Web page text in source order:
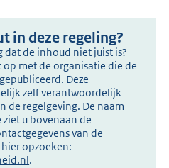
in deze regeling?
dat de inhoud niet juist is?
met de organisatie die de
Deze
zelf verantwoordelijk
de regelgeving. De naam
u bovenaan de
van de
opzoeken:
.